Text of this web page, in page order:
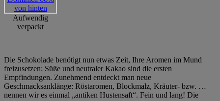
Aufwendig
verpackt
Die Schokolade benötigt nun etwas Zeit, Ihre Aromen im Mund
freizusetzen: Süße und neutraler Kakao sind die ersten
Empfindungen. Zunehmend entdeckt man neue
Geschmacksanklänge: Röstaromen, Blockmalz, Kräuter- bzw. …
nennen wir es einmal „antiken Hustensaft“. Fein und lang! Die